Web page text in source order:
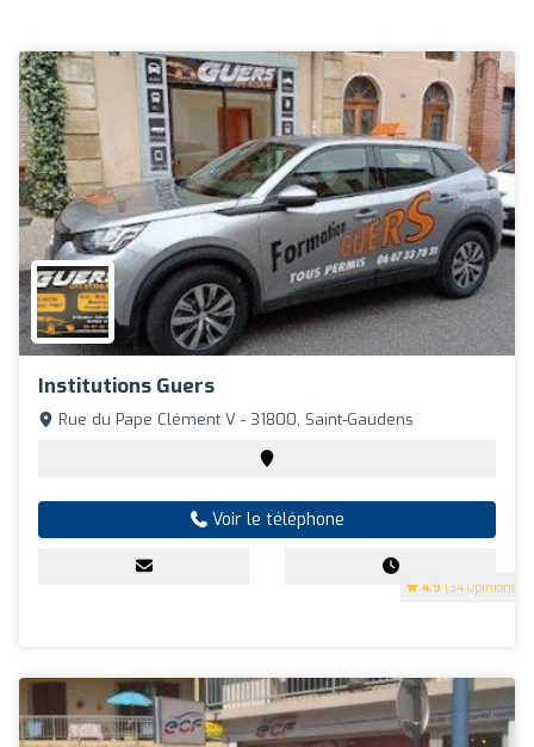
Institutions Guers
4.9 (34 Opinions)
Rue du Pape Clément V - 31800, Saint-Gaudens
Voir le téléphone